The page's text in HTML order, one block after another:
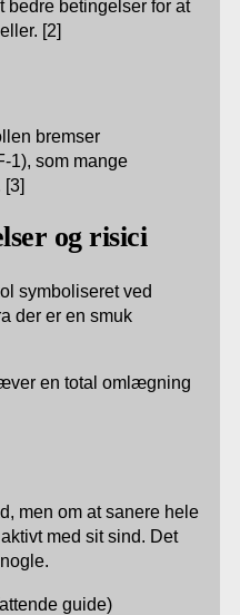
bedre betingelser for at
[2]
bremser
1), som mange
[3]
og risici
en total omlægning
men om at sanere hele
med sit sind. Det
guide)